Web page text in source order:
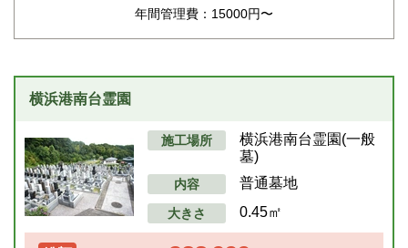
年間管理費：15000円〜
横浜港南台霊園
施工場所
横浜港南台霊園(一般
墓)
内容 普通墓地
大きさ 0.45㎡